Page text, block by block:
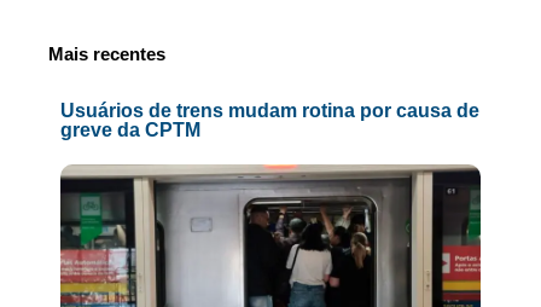
Mais recentes
Usuários de trens mudam rotina por causa de
greve da CPTM